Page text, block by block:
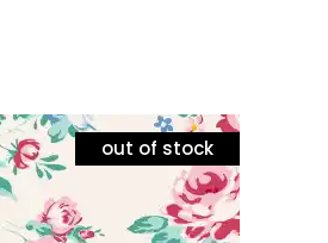
out of stock